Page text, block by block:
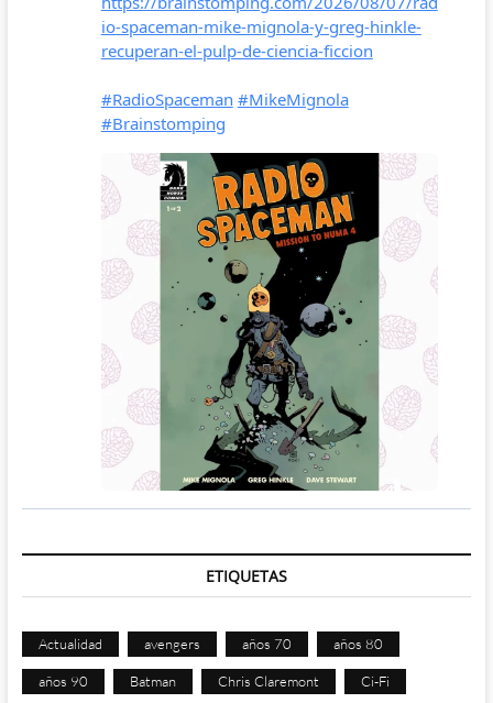
ETIQUETAS
Actualidad avengers años 70 años 80
años 90 Batman Chris Claremont Ci-Fi